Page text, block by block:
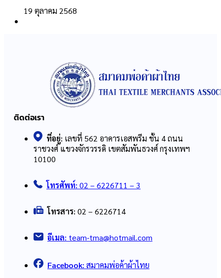
19 ตุลาคม 2568
ติดต่อเรา
ที่อยู่: เลขที่ 562 อาคารเอสพรีม ชั้น 4 ถนน
ราชวงศ์ แขวงจักรวรรดิ เขตสัมพันธวงศ์ กรุงเทพฯ
10100
โทรศัพท์: 02 – 6226711 – 3
โทรสาร: 02 – 6226714
อีเมล: team-tma@hotmail.com
Facebook: สมาคมพ่อค้าผ้าไทย